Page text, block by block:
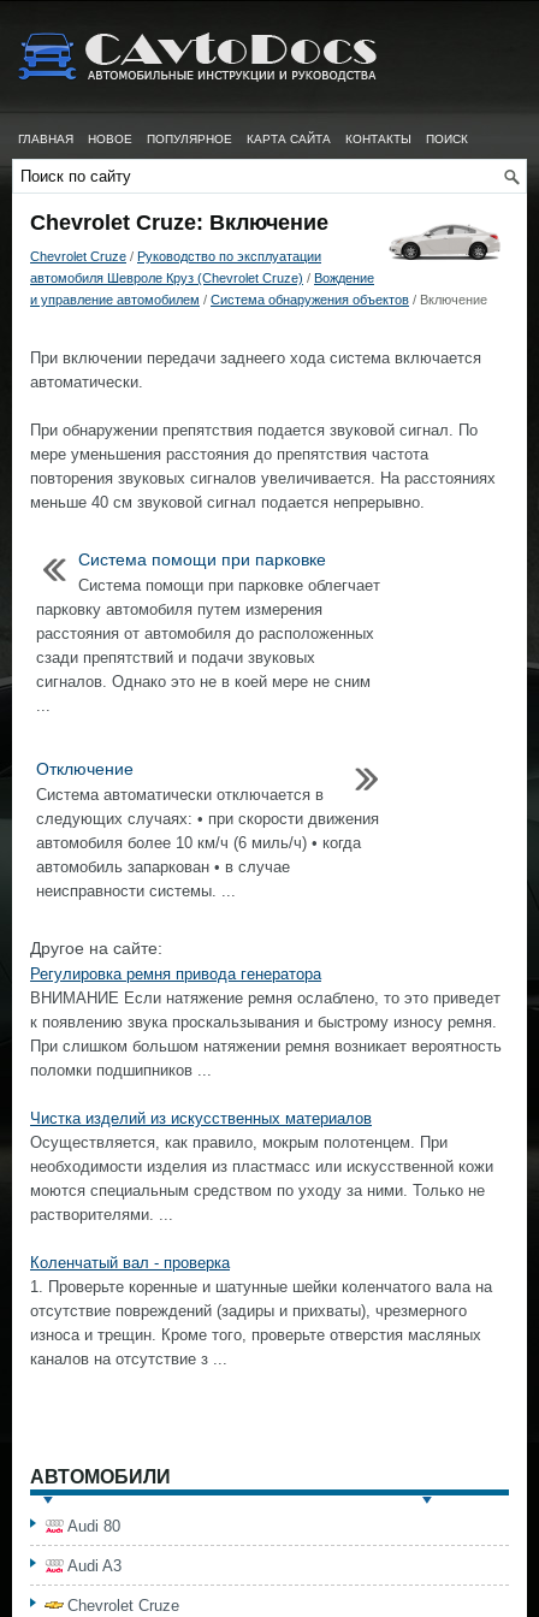
ГЛАВНАЯ НОВОЕ ПОПУЛЯРНОЕ КАРТА САЙТА КОНТАКТЫ ПОИСК
Chevrolet Cruze: Включение
Chevrolet Cruze / Руководство по эксплуатации
автомобиля Шевроле Круз (Chevrolet Cruze) / Вождение
и управление автомобилем / Система обнаружения объектов / Включение
При включении передачи заднeeго хода система включается
автоматически.
При обнаружении препятствия подается звуковой сигнал. По
мере уменьшения расстояния до препятствия частота
повторения звуковых сигналов увеличивается. На расстояниях
меньше 40 см звуковой сигнал подается непрерывно.
Система помощи при парковке
Система помощи при парковке облегчает
парковку автомобиля путем измерения
расстояния от автомобиля до расположенных
сзади препятствий и подачи звуковых
сигналов. Однако это не в коей мере не сним
...
Отключение
Система автоматически отключается в
следующих случаях: • при скорости движения
автомобиля болee 10 км/ч (6 миль/ч) • когда
автомобиль запаркован • в случае
неисправности системы. ...
Другое на сайте:
Регулировка ремня привода генератора
ВНИМАНИЕ Если натяжение ремня ослаблено, то это приведет
к появлению звука проскальзывания и быстрому износу ремня.
При слишком большом натяжении ремня возникает вероятность
поломки подшипников ...
Чистка изделий из искусственных материалов
Осуществляется, как правило, мокрым полотенцем. При
необходимости изделия из пластмасс или искусственной кожи
моются специальным средством по уходу за ними. Только не
растворителями. ...
Коленчатый вал - проверка
1. Проверьте коренные и шатунные шейки коленчатого вала на
отсутствие повреждений (задиры и прихваты), чрезмерного
износа и трещин. Кроме того, проверьте отверстия масляных
каналов на отсутствие з ...
АВТОМОБИЛИ
Audi 80
Audi A3
Chevrolet Cruze